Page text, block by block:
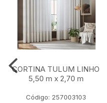
CORTINA TULUM LINHO
5,50 m x 2,70 m
Código: 257003103